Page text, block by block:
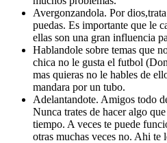
Avergonzandola. Por
puedas. Es importante que le
ellas son una gran influencia
Hablandole sobre temas que
chica no le gusta el futbol
mas quieras no le hables de
mandara por un tubo.
Adelantandote. Amigos todo
Nunca trates de hacer algo
tiempo. A veces te puede
otras muchas veces no. Ahi te